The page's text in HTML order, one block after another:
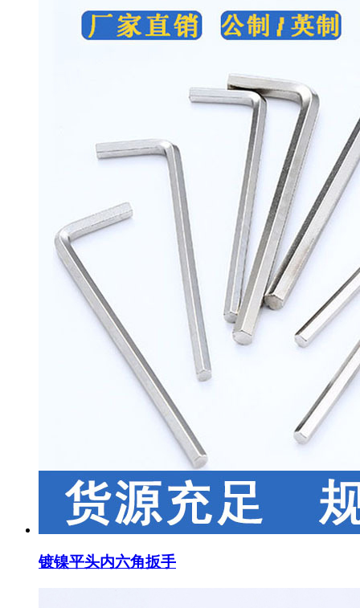
镀镍平头内六角扳手